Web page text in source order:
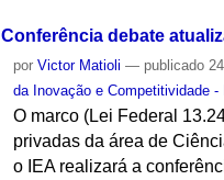
Conferência debate
porVictor Matioli — publicado
da Inovação e Competitividade -
O marco (Lei Federal
privadas da área de
o IEA realizará a